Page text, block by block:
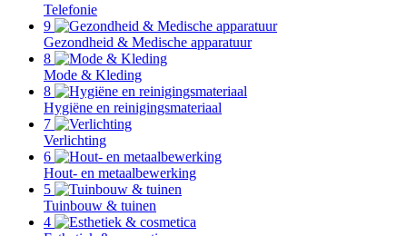
Telefonie
9
Gezondheid & Medische apparatuur
8
Mode & Kleding
8
Hygiëne en reinigingsmateriaal
7
Verlichting
6
Hout- en metaalbewerking
5
Tuinbouw & tuinen
4